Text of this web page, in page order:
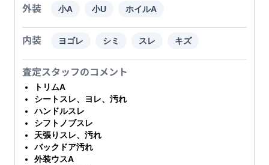
外装 小A 小U ホイルA
内装 ヨゴレ シミ スレ キズ
査定スタッフのコメント
トリムA
シートスレ、ヨレ、汚れ
ハンドルスレ
シフトノブスレ
天張りスレ、汚れ
バックドア汚れ
外装ウスA